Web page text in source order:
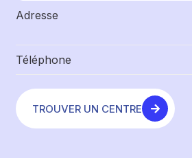
Adresse
Téléphone
TROUVER UN CENTRE